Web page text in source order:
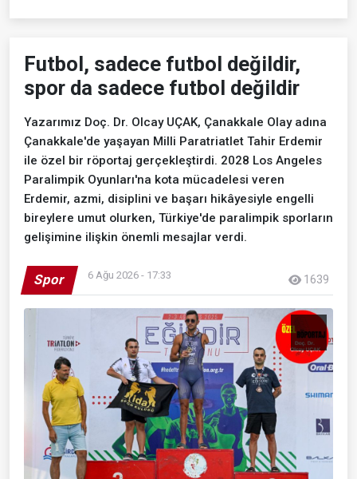
Futbol, sadece futbol değildir,
spor da sadece futbol değildir
Yazarımız Doç. Dr. Olcay UÇAK, Çanakkale Olay adına
Çanakkale'de yaşayan Milli Paratriatlet Tahir Erdemir
ile özel bir röportaj gerçekleştirdi. 2028 Los Angeles
Paralimpik Oyunları'na kota mücadelesi veren
Erdemir, azmi, disiplini ve başarı hikâyesiyle engelli
bireylere umut olurken, Türkiye'de paralimpik sporların
gelişimine ilişkin önemli mesajlar verdi.
Spor 6 Ağu 2026 - 17:33 1639